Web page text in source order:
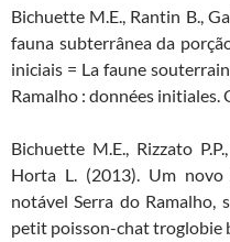
Bichuette M.E., Rantin B.,
fauna subterrânea da
iniciais = La faune
Ramalho : données initiales.
Bichuette M.E., Rizzato
Horta L. (2013). Um
notável Serra do Ramalho,
petit poisson-chat troglobie